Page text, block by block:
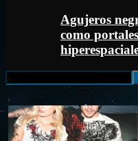
Agujeros
como